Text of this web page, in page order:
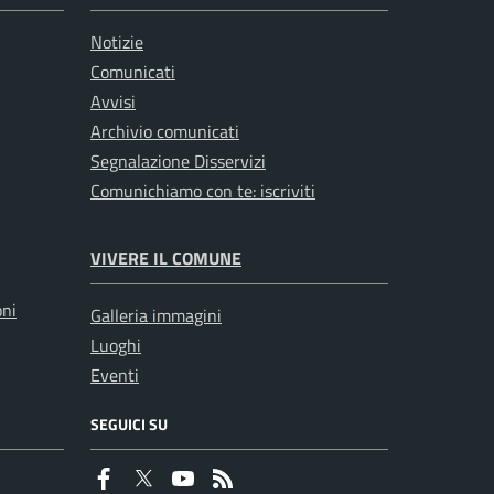
Notizie
Comunicati
Avvisi
Archivio comunicati
Segnalazione Disservizi
Comunichiamo con te: iscriviti
VIVERE IL COMUNE
Galleria immagini
Luoghi
Eventi
SEGUICI SU
Faceboook
Twitter Youtube